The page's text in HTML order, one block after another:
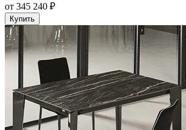
от 345 240 ₽
Купить